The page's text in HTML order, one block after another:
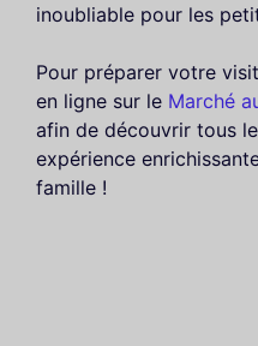
inoubliable pour les
Pour préparer votre
en ligne sur le Marché
afin de découvrir tous
expérience
famille !